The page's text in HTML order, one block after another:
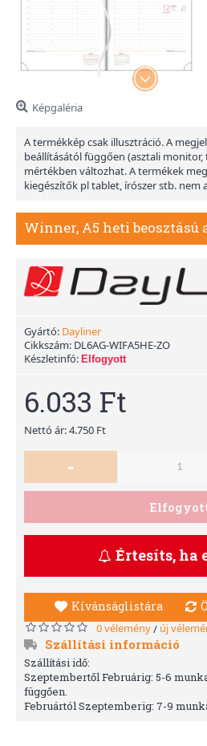
Képgaléria
A termékkép csak illusztráció. A
beállításától függően (asztali
mértékben változhat. A termékek
kiegészítők pl tablet, írószer stb. nem
Winner, A5 heti beosztású
Gyártó: Dayliner
Cikkszám: DL6AG-WIFA5HE-ZO
Készletinfó: Elfogyott
6.033 Ft
Nettó ár: 4.750 Ft
-
Értesíts, ha
Kívánságlistára
0 vélemény/ új
Szállítási információ
Szállítási idő:
Szeptembertől Februárig: 5-6
függően.
Februártól Szeptemberig: 7-9